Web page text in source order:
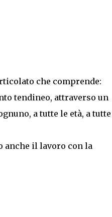
che comprende:
tendineo, attraverso un
a tutte le età, a
anche il lavoro con la